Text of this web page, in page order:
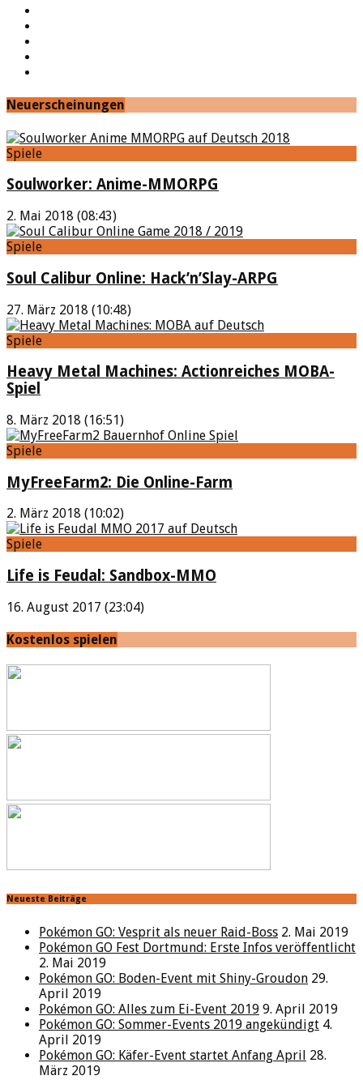
Neuerscheinungen
Spiele
Soulworker: Anime-MMORPG
2. Mai 2018 (08:43)
Spiele
Soul Calibur Online: Hack’n’Slay-ARPG
27. März 2018 (10:48)
Spiele
Heavy Metal Machines: Actionreiches MOBA-
Spiel
8. März 2018 (16:51)
Spiele
MyFreeFarm2: Die Online-Farm
2. März 2018 (10:02)
Spiele
Life is Feudal: Sandbox-MMO
16. August 2017 (23:04)
Kostenlos spielen
Neueste Beiträge
Pokémon GO: Vesprit als neuer Raid-Boss 2. Mai 2019
Pokémon GO Fest Dortmund: Erste Infos veröffentlicht
2. Mai 2019
Pokémon GO: Boden-Event mit Shiny-Groudon 29.
April 2019
Pokémon GO: Alles zum Ei-Event 2019 9. April 2019
Pokémon GO: Sommer-Events 2019 angekündigt 4.
April 2019
Pokémon GO: Käfer-Event startet Anfang April 28.
März 2019